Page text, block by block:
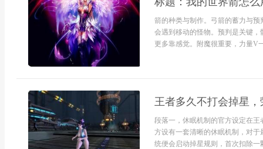
箭的种类与制作。弓箭的蓄力与
会遇到移动的怪物。预判是关键
更多靠感觉。附魔很重要，力量V
王者多久不打会掉星
段落一，休眠机制的官方设定在
方设有一套清晰的休眠机制，对
统便会启动掉星规则，首次扣除